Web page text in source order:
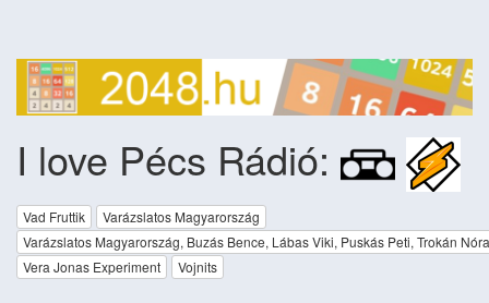
I love Pécs Rádió:
Vad Fruttik
Varázslatos Magyarország
Varázslatos Magyarország, Buzás Bence, Lábas Viki, Puskás Peti, Trokán Nóra
Vera Jonas Experiment
Vojnits